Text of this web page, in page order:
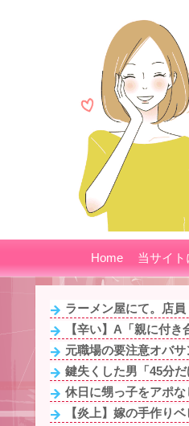
Home 当サイ
ラーメン屋にて。店
【辛い】A「親に付
元職場の要注意オバ
鍵失くした男「45分
休日に甥っ子をアポ
【炎上】嫁の手作り